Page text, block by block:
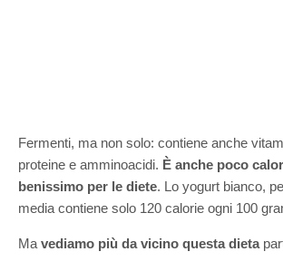
Fermenti, ma non solo: contiene anche
proteine e amminoacidi. È anche poco
benissimo per le diete. Lo yogurt bianco,
media contiene solo 120 calorie ogni 100
Mavediamo più da vicino questa dieta